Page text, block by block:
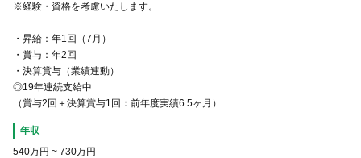
※経験・資格を考慮いたします。
・昇給：年1回（7月）
・賞与：年2回
・決算賞与（業績連動）
◎19年連続支給中
（賞与2回＋決算賞与1回：前年度実績6.5ヶ月）
年収
540万円 ~ 730万円